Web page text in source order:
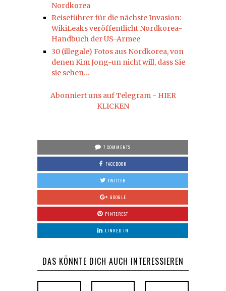
Nordkorea
Reiseführer für die nächste Invasion:
WikiLeaks veröffentlicht Nordkorea-
Handbuch der US-Armee
30 (illegale) Fotos aus Nordkorea, von
denen Kim Jong-un nicht will, dass Sie
sie sehen…
Abonniert uns auf Telegram - HIER
KLICKEN
7 COMMENTS
FACEBOOK
TWITTER
GOOGLE
PINTEREST
LINKED IN
DAS KÖNNTE DICH AUCH INTERESSIEREN